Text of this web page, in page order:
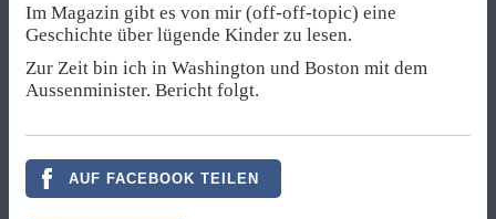
Im Magazin gibt es von mir (off-off-topic) eine
Geschichte über lügende Kinder zu lesen.
Zur Zeit bin ich in Washington und Boston mit dem
Aussenminister. Bericht folgt.
AUF FACEBOOK TEILEN